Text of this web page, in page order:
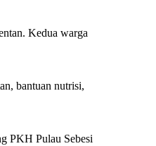
Kedua warga
bantuan nutrisi,
PKH Pulau Sebesi